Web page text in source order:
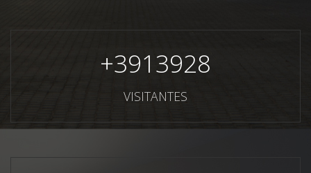
+3913928
VISITANTES